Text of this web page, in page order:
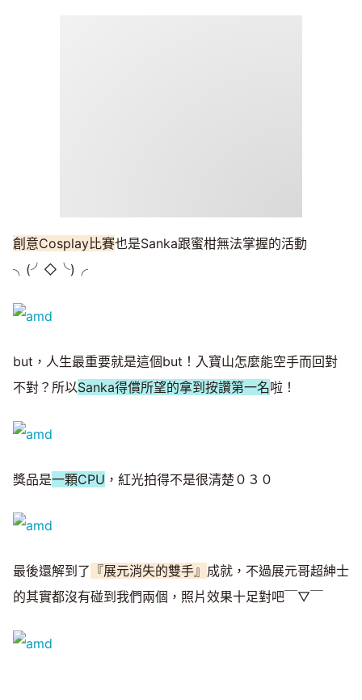
創意Cosplay比賽也是Sanka跟蜜柑無法掌握的活動
╮(╯◇╰)╭
but，人生最重要就是這個but！入寶山怎麼能空手而回對
不對？所以Sanka得償所望的拿到按讚第一名啦！
獎品是一顆CPU ，紅光拍得不是很清楚０３０
最後還解到了 『展元消失的雙手』 成就，不過展元哥超紳士
的其實都沒有碰到我們兩個，照片效果十足對吧￣▽￣